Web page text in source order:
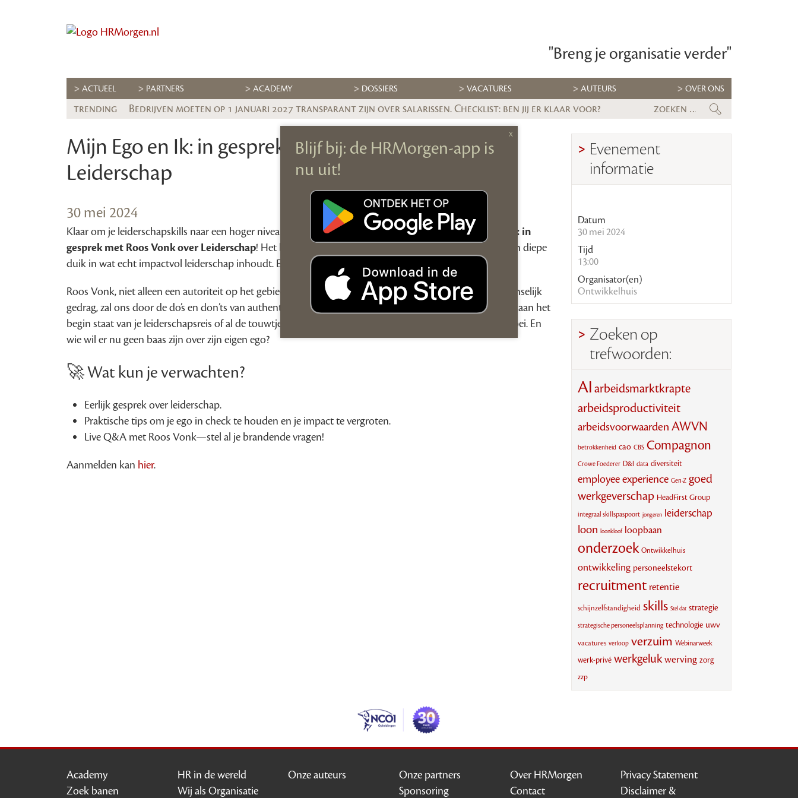
"Breng je organisatie verder"
ACTUEEL PARTNERS ACADEMY DOSSIERS VACATURES AUTEURS OVER ONS
trending Bedrijven moeten op 1 januari 2027 transparant zijn over salarissen. Checklist: ben jij er klaar voor? Kabinet lanceert
Mijn Ego en Ik: in gesprek met Roos Vonk over
Leiderschap
30 mei 2024
Klaar om je leiderschapskills naar een hoger niveau te tillen? Meld je aan voor de webinarMijn Ego en Ik: in
gesprek met Roos Vonk over Leiderschap! Het belooft niet zomaar een sessie te worden; het wordt een diepe
duik in wat echt impactvol leiderschap inhoudt. En ja, het zal gaan over dat lastige ego van ons allemaal.
Roos Vonk, niet alleen een autoriteit op het gebied van psychologie maar ook een rasechte expert in menselijk
gedrag, zal ons door de do’s en don’ts van authentiek en transformationeel leiderschap loodsen. Of je nu aan het
begin staat van je leiderschapsreis of al de touwtjes in handen hebt op je werk, er is altijd ruimte voor groei. En
wie wil er nu geen baas zijn over zijn eigen ego?
🚀 Wat kun je verwachten?
Eerlijk gesprek over leiderschap.
Praktische tips om je ego in check te houden en je impact te vergroten.
Live Q&A met Roos Vonk—stel al je brandende vragen!
Aanmelden kan hier.
Evenement
informatie
Datum
30 mei 2024
Tijd
13:00
Organisator(en)
Ontwikkelhuis
Zoeken op
trefwoorden:
AIarbeidsmarktkrapte
arbeidsproductiviteit
arbeidsvoorwaarden AWVN
betrokkenheid cao CBS Compagnon
Crowe Foederer D&I data diversiteit
employee experience Gen-Z goed
werkgeverschap HeadFirst Group
integraal skillspaspoort jongeren leiderschap
loon loonkloof loopbaan
onderzoek Ontwikkelhuis
ontwikkeling personeelstekort
recruitment retentie
schijnzelfstandigheid skills Stel dat strategie
strategische personeelsplanning technologie uwv
vacatures verloop verzuim Webinarweek
werk-privé werkgelukwerving zorg
zzp
Academy
Zoek banen
HR in de wereld
Wij als Organisatie
Onze auteurs
Onze partners
Sponsoring
Over HRMorgen
Contact
Privacy Statement
Disclaimer &